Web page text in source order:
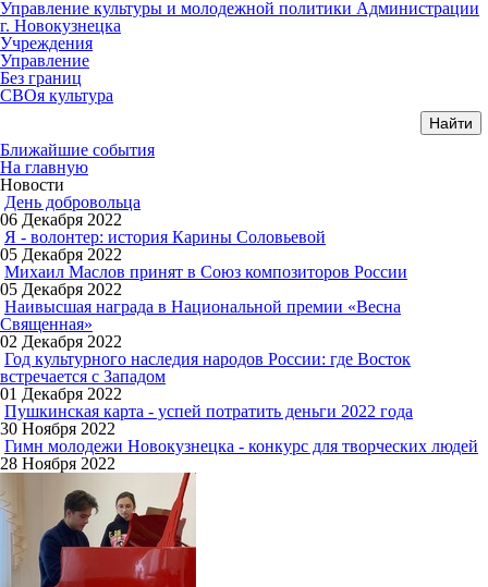
Управление культуры и молодежной политики Администрации
г. Новокузнецка
Учреждения
Управление
Без границ
СВОя культура
Ближайшие события
На главную
Новости
День добровольца
06 Декабря 2022
Я - волонтер: история Карины Соловьевой
05 Декабря 2022
Михаил Маслов принят в Союз композиторов России
05 Декабря 2022
Наивысшая награда в Национальной премии «Весна
Священная»
02 Декабря 2022
Год культурного наследия народов России: где Восток
встречается с Западом
01 Декабря 2022
Пушкинская карта - успей потратить деньги 2022 года
30 Ноября 2022
Гимн молодежи Новокузнецка - конкурс для творческих людей
28 Ноября 2022